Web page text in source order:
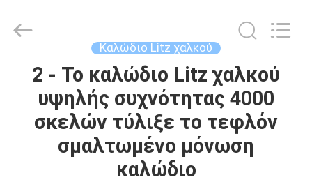
ΣΠΊΤΙ
ΠΡΟΪΌΝΤΑ
Material
Co,.Ltd.
Καλώδιο Litz χαλκού
2 - Το καλώδιο Litz χαλκού
υψηλής συχνότητας 4000
σκελών τύλιξε το τεφλόν
σμαλτωμένο μόνωση
καλώδιο